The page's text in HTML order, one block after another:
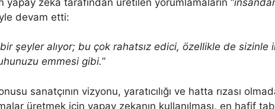
devam etti:
şeyler alıyor; bu çok rahatsız edici, özellikle de sizinle
emmesi gibi.”
sanatçının vizyonu, yaratıcılığı ve hatta rızası
üretmek için yapay zekanın kullanılması, en hafif